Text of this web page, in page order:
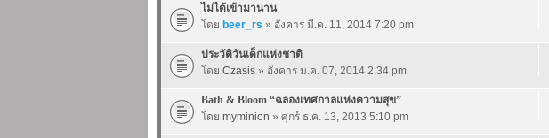
ไม่ได้เข้ามานาน
โดย beer_rs » อังคาร มี.ค. 11, 2014 7:20 pm
ประวัติวันเด็กแห่งชาติ
โดย Czasis » อังคาร ม.ค. 07, 2014 2:34 pm
Bath & Bloom “ฉลองเทศกาลแห่งความสุข”
โดย myminion » ศุกร์ ธ.ค. 13, 2013 5:10 pm